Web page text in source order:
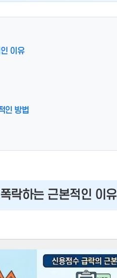
이유
인 방법
락하는 근본적인 이유